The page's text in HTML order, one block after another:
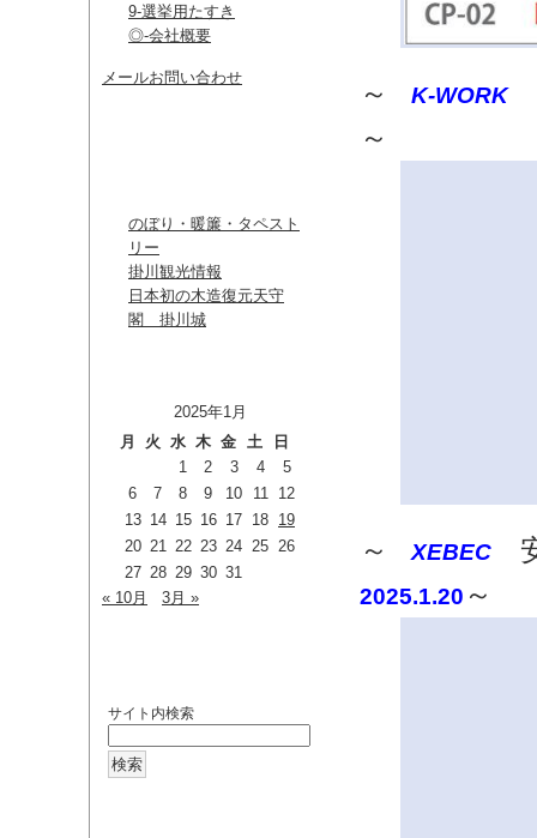
～ K-WORK
～​
～ XEBEC
2025.1.20 ～​
9-選挙用たすき
◎-会社概要
メールお問い合わせ
のぼり・暖簾・タペスト
リー
掛川観光情報
日本初の木造復元天守
閣 掛川城
2025年1月
月
火 水 木 金 土
日
1
2 3 4
5
6
7 8 9 10 11
12
13 14 15 16 17 18 19
20 21 22 23 24 25 26
27 28 29 30 31
« 10月
3月 »
サイト内検索